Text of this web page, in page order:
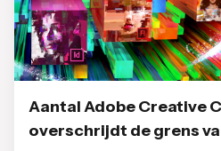
Aantal Adobe Creative
overschrijdt de grens